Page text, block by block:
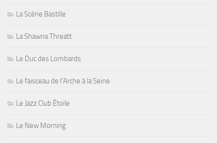
La Scène Bastille
La Shawna Threatt
Le Duc des Lombards
Le faisceau de l'Arche à la Seine
Le Jazz Club Étoile
Le New Morning